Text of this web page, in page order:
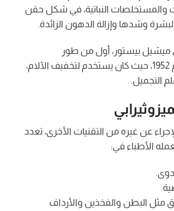
والمستخلصات النباتية، في شكل حقن
وشدها وإزالة الدهون الزائدة.
ميشيل بيستور، أول من طور
Mesotherapy في عام 1952، حيث كان يستخدم لتخفيف الآلام،
التجميل.
عن غيره من التقنيات الأخرى، تعدد
الأطباء في:
مثل البطن والفخذين والأرداف